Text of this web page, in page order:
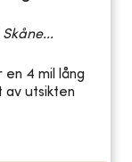
en 4 mil lång
av utsikten